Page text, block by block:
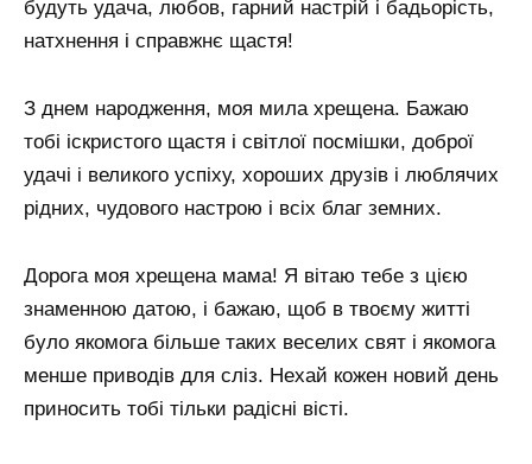
будуть удача, любов, гарний настрій і бадьорість,
натхнення і справжнє щастя!
З днем ​​народження, моя мила хрещена. Бажаю
тобі іскристого щастя і світлої посмішки, доброї
удачі і великого успіху, хороших друзів і люблячих
рідних, чудового настрою і всіх благ земних.
Дорога моя хрещена мама! Я вітаю тебе з цією
знаменною датою, і бажаю, щоб в твоєму житті
було якомога більше таких веселих свят і якомога
менше приводів для сліз. Нехай кожен новий день
приносить тобі тільки радісні вісті.